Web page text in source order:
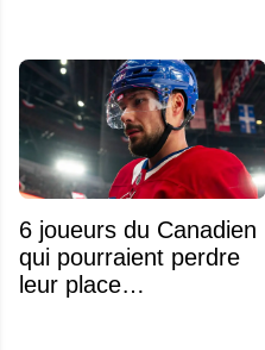
6 joueurs du Canadien
qui pourraient perdre
leur place